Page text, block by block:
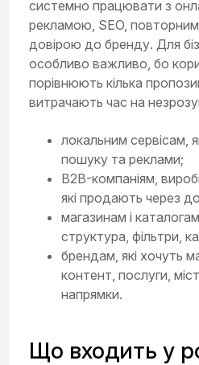
системно працювати з
рекламою, SEO,
довірою до бренду. Для
особливо важливо, бо
порівнюють кілька
витрачають час на
локальним сервісам,
пошуку та реклами;
B2B-компаніям,
які продають через
магазинам і
структура, фільтри,
брендам, які хочуть
контент, послуги,
напрямки.
Що входить у